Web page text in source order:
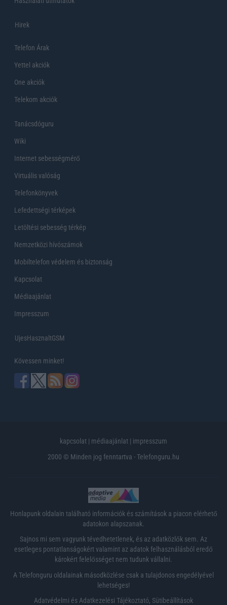
Hirek
Telefon Árak
Yettel akciók
One akciók
Telekom akciók
Tanácsdóguru
Wiki
Internet sebességmérő
Virtuális valóság
Telefonkönyvek
Lefedettségi térképek
Letöltési sebesség térkép
Nemzetközi hívószámok
Mobiltelefon védelem és biztonság
Kapcsolat
Médiaajánlat
Impresszum
UjesHasznaltGSM
Kövessen minket!
kapcsolat | médiaajánlat | impresszum
2000 © Minden jog fenntartva - Telefonguru.hu
Honlapunk oldalain található információk és számítások a piacon elérhető
adatokon alapszanak.
Sajnos mi sem vagyunk tévedhetetlenek, és az adatközlők sem. Az
esetleges pontatlanságokért valamint az adatok felhasználásból eredő
károkért felelősséget nem tudunk vállalni.
A Telefonguru oldalainak másodközlése csak a tulajdonos engedélyével
lehetséges!
Adatvédelmi és Adatkezelési Tájékoztató, Sütibeállítások